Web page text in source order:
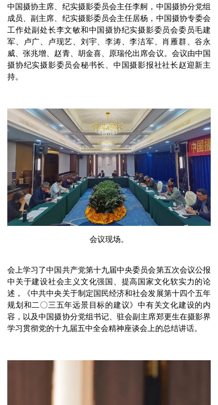
中国摄协主席、纪实摄影委员会主任李舸，中国摄协分党组
成员、副主席、纪实摄影委员会主任居杨，中国摄协专委会
工作处副处长李文敏和中国摄协纪实摄影委员会委员毛建
军、卢广、卢现艺、刘宇、李涛、李洁军、肖雁群、谷永
威、张兆增、赵青、胡金喜、原瑞伦出席会议。会议由中国
摄协纪实摄影委员会秘书长、中国摄影报社社长赵迎新主
持。
会议现场。
会上学习了中国共产党第十九届中央委员会第五次会议公报
中关于建设社会主义文化强国、提高国家文化软实力的论
述，《中共中央关于制定国民经济和社会发展第十四个五年
规划和二〇三五年远景目标的建议》中有关文化建设的内
容，以及中国摄协分党组书记、驻会副主席郑更生在摄影界
学习贯彻党的十九届五中全会精神座谈会上的总结讲话。